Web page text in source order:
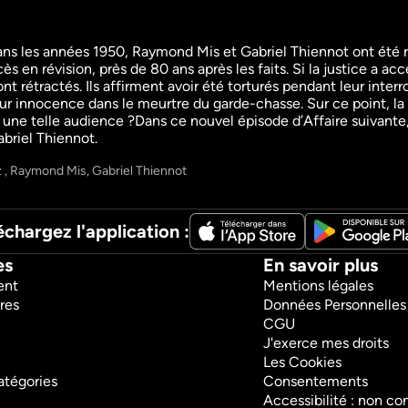
Young Sheldon
Séries
Fiction
Castle
Séries
Fiction
les années 1950, Raymond Mis et Gabriel Thiennot ont
en révision, près de 80 ans après les faits. Si la justice a
rétractés. Ils affirment avoir été torturés pendant leur
innocence dans le meurtre du garde-chasse. Sur ce point,
telle audience ?Dans ce nouvel épisode d’Affaire
Thiennot.
Raymond Mis, Gabriel Thiennot
l'application :
En savoir plus
Mentions légales
Données Personnelles
CGU
J'exerce mes droits
Les Cookies
Consentements
Accessibilité : non